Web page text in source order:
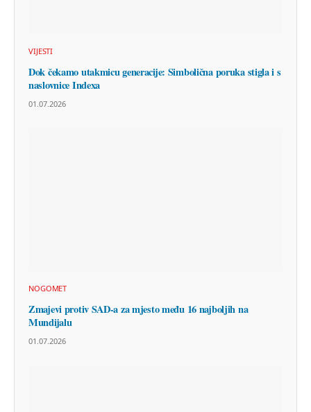
VIJESTI
Dok čekamo utakmicu generacije: Simbolična poruka stigla i s
naslovnice Indexa
01.07.2026
NOGOMET
Zmajevi protiv SAD-a za mjesto među 16 najboljih na
Mundijalu
01.07.2026